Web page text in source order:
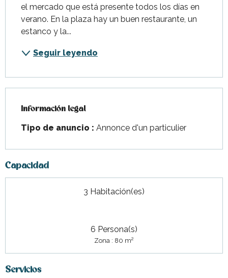
el mercado que está presente todos los días en
verano. En la plaza hay un buen restaurante, un
estanco y la...
Seguir leyendo
Información legal
Información legal
Tipo de anuncio : Annonce d'un particulier
Capacidad
3 Habitación(es)
6 Persona(s)
Zona : 80 m2
Servicios